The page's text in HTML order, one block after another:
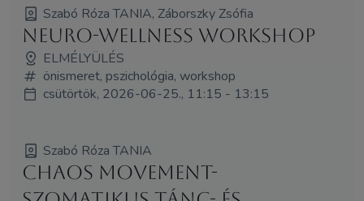
Szabó Róza TANIA, Záborszky Zsófia
Neuro-wellness workshop
ELMÉLYÜLÉS
önismeret, pszichológia, workshop
csütörtök, 2026-06-25., 11:15 - 13:15
Szabó Róza TANIA
Chaos Movement-